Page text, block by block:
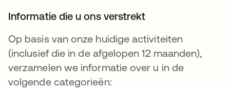
Informatie die u ons verstrekt
Op basis van onze huidige activiteiten
(inclusief die in de afgelopen 12 maanden),
verzamelen we informatie over u in de
volgende categorieën: